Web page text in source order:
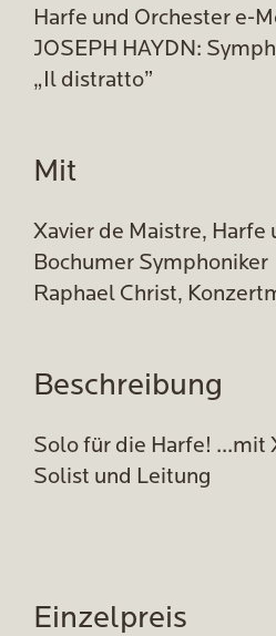
Harfe und Orchester e-
JOSEPH HAYDN:
„Il distratto”
Mit
Xavier de Maistre, Harfe
Bochumer Symphoniker
Raphael Christ,
Beschreibung
Solo für die Harfe! ...mit
Solist und Leitung
Einzelpreis